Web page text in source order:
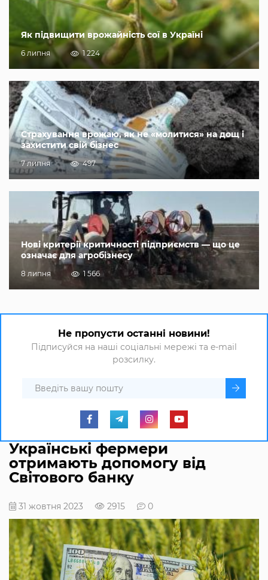
Як підвищити врожайність сої в Україні
6 липня 1 224
Страхування врожаю, як не «молитися» на дощ і
захистити свій бізнес
7 липня 497
Нові критерії критичності підприємств — що це
означає для агробізнесу
8 липня 1 566
Не пропусти останні новини!
Підписуйся на наші соціальні мережі та e-mail
розсилку.
Українські фермери
отримають допомогу від
Світового банку
31 жовтня 2023 2915 0